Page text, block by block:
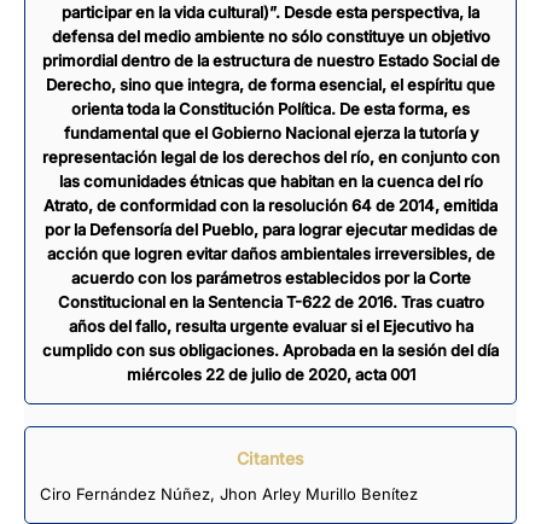
participar en la vida cultural)”. Desde esta perspectiva, la
defensa del medio ambiente no sólo constituye un objetivo
primordial dentro de la estructura de nuestro Estado Social de
Derecho, sino que integra, de forma esencial, el espíritu que
orienta toda la Constitución Política. De esta forma, es
fundamental que el Gobierno Nacional ejerza la tutoría y
representación legal de los derechos del río, en conjunto con
las comunidades étnicas que habitan en la cuenca del río
Atrato, de conformidad con la resolución 64 de 2014, emitida
por la Defensoría del Pueblo, para lograr ejecutar medidas de
acción que logren evitar daños ambientales irreversibles, de
acuerdo con los parámetros establecidos por la Corte
Constitucional en la Sentencia T-622 de 2016. Tras cuatro
años del fallo, resulta urgente evaluar si el Ejecutivo ha
cumplido con sus obligaciones. Aprobada en la sesión del día
miércoles 22 de julio de 2020, acta 001
Citantes
Ciro Fernández Núñez, Jhon Arley Murillo Benítez